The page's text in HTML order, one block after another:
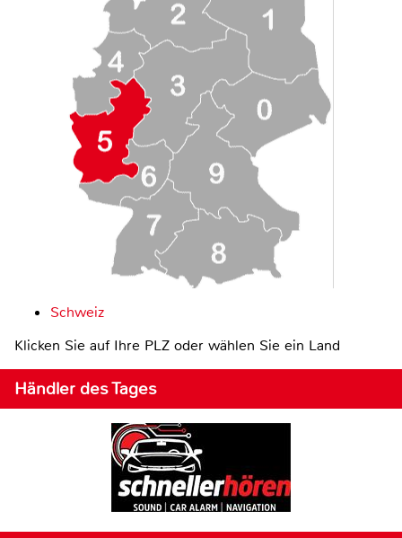
Schweiz
Klicken Sie auf Ihre PLZ oder wählen Sie ein Land
Händler des Tages